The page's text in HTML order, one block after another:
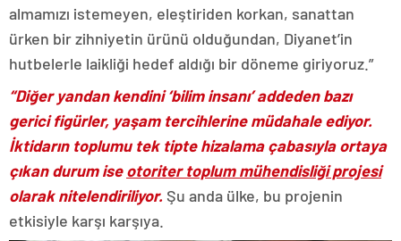
almamızı istemeyen, eleştiriden korkan, sanattan
ürken bir zihniyetin ürünü olduğundan, Diyanet’in
hutbelerle laikliği hedef aldığı bir döneme giriyoruz.”
“Diğer yandan kendini ‘bilim insanı’ addeden bazı
gerici figürler, yaşam tercihlerine müdahale ediyor.
İktidarın toplumu tek tipte hizalama çabasıyla ortaya
çıkan durum iseotoriter toplum mühendisliği projesi
olarak nitelendiriliyor. Şu anda ülke, bu projenin
etkisiyle karşı karşıya.